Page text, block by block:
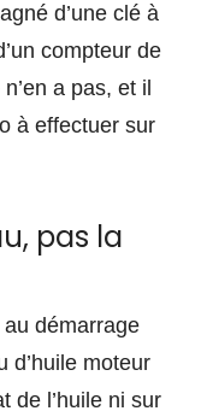
d’une clé à
compteur de
a pas, et il
à effectuer sur
pas la
au démarrage
d’huile moteur
de l’huile ni sur